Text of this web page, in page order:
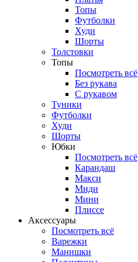
Топы
Футболки
Худи
Шорты
Толстовки
Топы
Посмотреть всё
Без рукава
С рукавом
Туники
Футболки
Худи
Шорты
Юбки
Посмотреть всё
Карандаш
Макси
Миди
Мини
Плиссе
Аксессуары
Посмотреть всё
Варежки
Манишки